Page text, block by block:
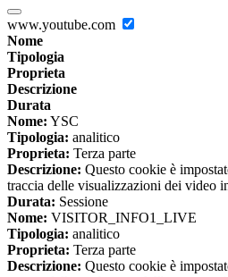
www.youtube.com
Nome
Tipologia
Proprieta
Descrizione
Durata
Nome: YSC
Tipologia: analitico
Proprieta: Terza parte
Descrizione: Questo cookie è
traccia delle visualizzazioni dei video
Durata: Sessione
Nome: VISITOR_INFO1_LIVE
Tipologia: analitico
Proprieta: Terza parte
Descrizione: Questo cookie è